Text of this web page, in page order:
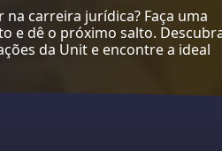
na carreira jurídica? Faça uma
e dê o próximo salto.
da Unit e encontre a ideal